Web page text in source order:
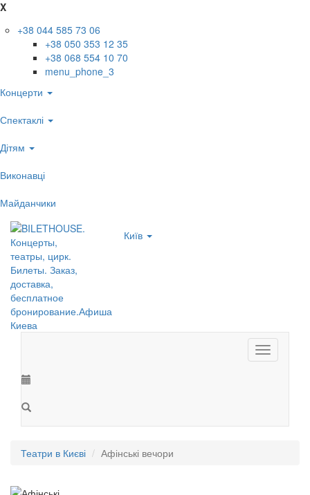
X
+38 044 585 73 06
+38 050 353 12 35
+38 068 554 10 70
menu_phone_3
Концерти
Спектаклі
Дітям
Виконавці
Майданчики
Київ
Toggle
navigation
Театри в Києві Афінські вечори